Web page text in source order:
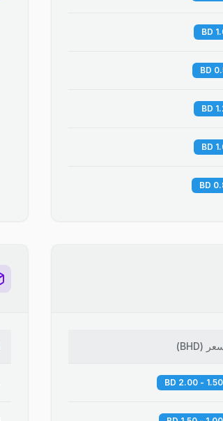
(
BHD
)
1.50 - 2.00 BD